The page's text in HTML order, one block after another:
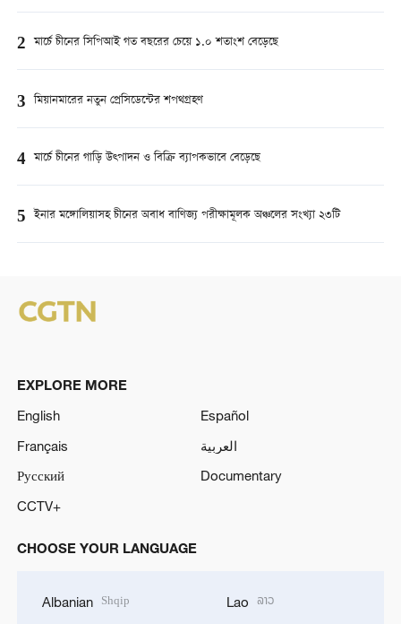
2 মার্চে চীনের সিপিআই গত বছরের চেয়ে ১.০ শতাংশ বেড়েছে
3 মিয়ানমারের নতুন প্রেসিডেন্টের শপথগ্রহণ
4 মার্চে চীনের গাড়ি উত্পাদন ও বিক্রি ব্যাপকভাবে বেড়েছে
5 ইনার মঙ্গোলিয়াসহ চীনের অবাধ বাণিজ্য পরীক্ষামূলক অঞ্চলের সংখ্যা ২৩টি
EXPLORE MORE
English
Español
Français
العربية
Русский
Documentary
CCTV+
CHOOSE YOUR LANGUAGE
Albanian Shqip Lao ລາວ